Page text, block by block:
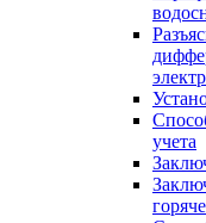
учета